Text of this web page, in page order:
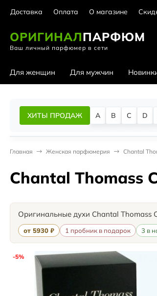
Доставка Оплата О магазине
ОРИГИНАЛПАРФЮМ
Ваш личный парфюмер в сети
Для женщин Для мужчин
ХИТЫ ПРОДАЖ A B C D
Главная Женская парфюмерия Chantal
Chantal Thomass
Оригинальные духи Chantal Thomass
от 5930 ₽ 1 пробник в подарок 3 в
-5%